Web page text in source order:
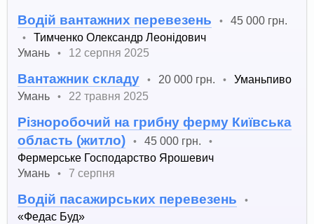
Водій вантажних перевезень • 45 000 грн.
•
Тимченко Олександр Леонідович
Умань
• 12 серпня 2025
Вантажник складу • 20 000 грн. •
Уманьпиво
Умань
• 22 травня 2025
Різноробочий на грибну ферму Київська
область (житло)
• 45 000 грн. •
Фермерське Господарство Ярошевич
Умань
• 7 серпня
Водій пасажирських перевезень •
«Федас Буд»